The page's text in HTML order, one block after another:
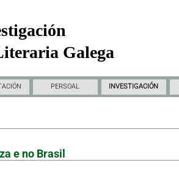
Galega
PERSOAL INVESTIGACIÓN
e no Brasil